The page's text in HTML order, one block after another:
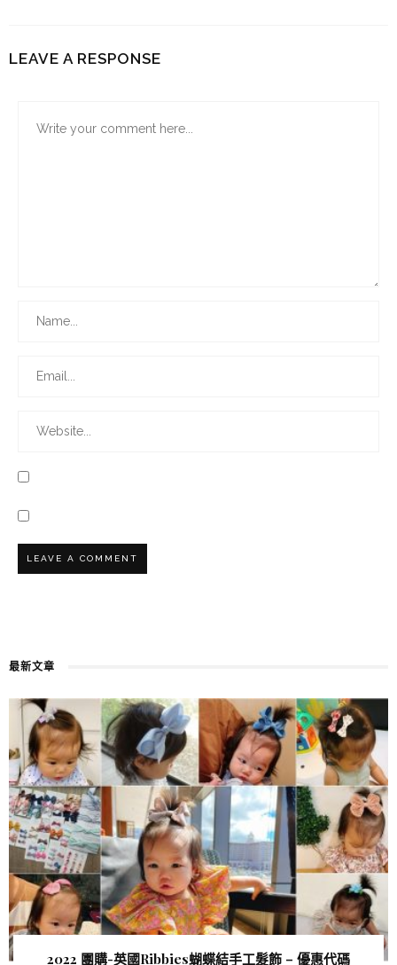
LEAVE A RESPONSE
最新文章
2022 團購-英國Ribbies蝴蝶結手工髮飾 – 優惠代碼